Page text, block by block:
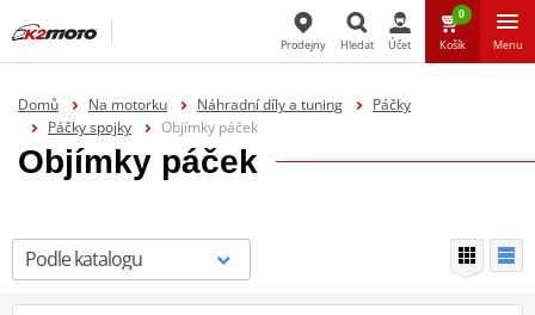
Prodejny Hledat Účet
0
Košík Menu
Domů Na motorku Náhradní díly a tuning
Páčky
Páčky spojky
Objímky páček
Objímky páček